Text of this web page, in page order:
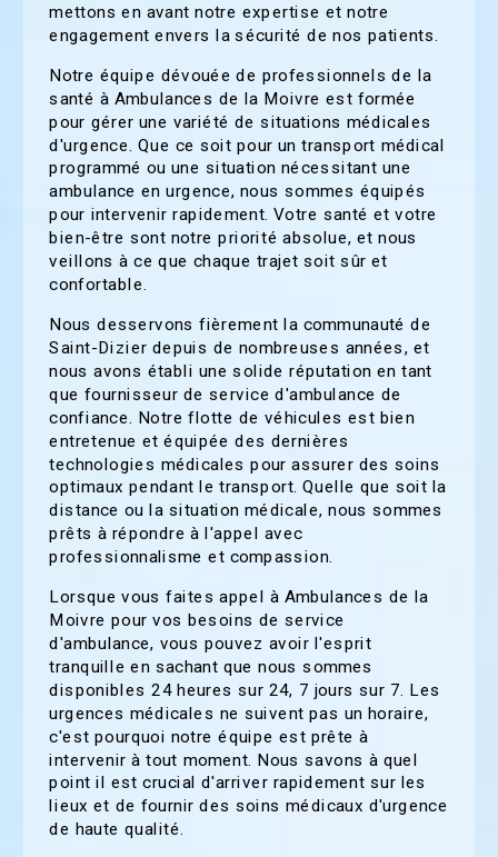
mettons en avant notre expertise et notre
engagement envers la sécurité de nos patients.
Notre équipe dévouée de professionnels de la
santé à Ambulances de la Moivre est formée
pour gérer une variété de situations médicales
d'urgence. Que ce soit pour un transport médical
programmé ou une situation nécessitant une
ambulance en urgence, nous sommes équipés
pour intervenir rapidement. Votre santé et votre
bien-être sont notre priorité absolue, et nous
veillons à ce que chaque trajet soit sûr et
confortable.
Nous desservons fièrement la communauté de
Saint-Dizier depuis de nombreuses années, et
nous avons établi une solide réputation en tant
que fournisseur de service d'ambulance de
confiance. Notre flotte de véhicules est bien
entretenue et équipée des dernières
technologies médicales pour assurer des soins
optimaux pendant le transport. Quelle que soit la
distance ou la situation médicale, nous sommes
prêts à répondre à l'appel avec
professionnalisme et compassion.
Lorsque vous faites appel à Ambulances de la
Moivre pour vos besoins de service
d'ambulance, vous pouvez avoir l'esprit
tranquille en sachant que nous sommes
disponibles 24 heures sur 24, 7 jours sur 7. Les
urgences médicales ne suivent pas un horaire,
c'est pourquoi notre équipe est prête à
intervenir à tout moment. Nous savons à quel
point il est crucial d'arriver rapidement sur les
lieux et de fournir des soins médicaux d'urgence
de haute qualité.